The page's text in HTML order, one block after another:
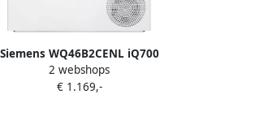
Siemens WQ46B2CENL iQ700
Warmtepompdroger
2 webshops
€ 1.169,-